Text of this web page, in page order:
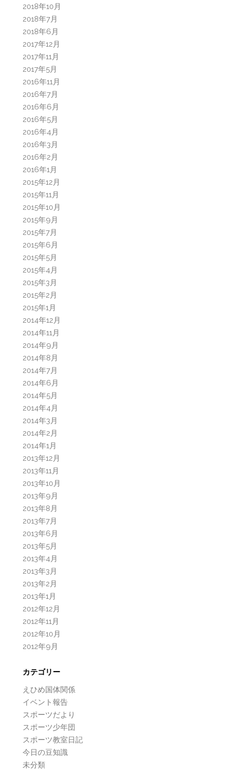
2018年10月
2018年7月
2018年6月
2017年12月
2017年11月
2017年5月
2016年11月
2016年7月
2016年6月
2016年5月
2016年4月
2016年3月
2016年2月
2016年1月
2015年12月
2015年11月
2015年10月
2015年9月
2015年7月
2015年6月
2015年5月
2015年4月
2015年3月
2015年2月
2015年1月
2014年12月
2014年11月
2014年9月
2014年8月
2014年7月
2014年6月
2014年5月
2014年4月
2014年3月
2014年2月
2014年1月
2013年12月
2013年11月
2013年10月
2013年9月
2013年8月
2013年7月
2013年6月
2013年5月
2013年4月
2013年3月
2013年2月
2013年1月
2012年12月
2012年11月
2012年10月
2012年9月
カテゴリー
えひめ国体関係
イベント報告
スポーツだより
スポーツ少年団
スポーツ教室日記
今日の豆知識
未分類